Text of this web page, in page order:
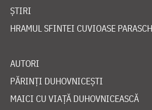
ȘTIRI
HRAMUL SFINTEI CUVIOASE
AUTORI
PĂRINȚI DUHOVNICEȘTI
MAICI CU VIAȚĂ DUHOVNICEASCĂ